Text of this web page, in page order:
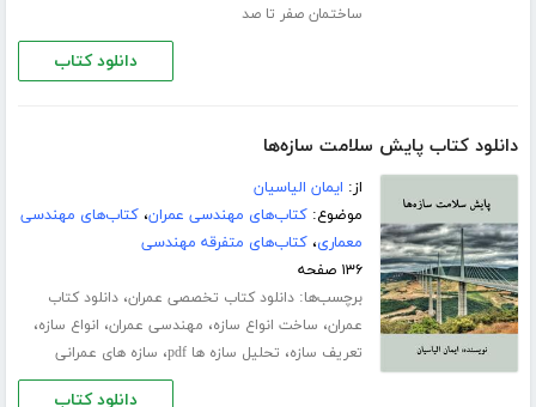
ساختمان صفر تا صد
دانلود کتاب
دانلود کتاب پایش سلامت سازه‌ها
از: ایمان الیاسیان
موضوع:کتاب‌های مهندسی عمران،کتاب‌های مهندسی
معماری،کتاب‌های متفرقه مهندسی
۱۳۶ صفحه
برچسب‌ها:دانلود کتاب تخصصی عمران،دانلود کتاب
عمران، ساخت انواع سازه، مهندسی عمران، انواع سازه،
تعریف سازه، تحلیل سازه ها pdf ، سازه های عمرانی
دانلود کتاب